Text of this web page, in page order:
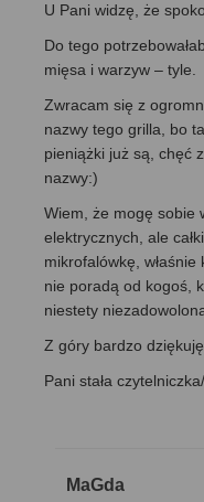
U Pani widzę, że
Do tego
mięsa i warzyw – tyle.
Zwracam się z
nazwy tego grilla, bo
pieniążki już są, chęć
nazwy:)
Wiem, że mogę sobie
elektrycznych, ale
mikrofalówkę,
nie poradą od kogoś,
niestety
Z góry bardzo
Pani stała
MaGda